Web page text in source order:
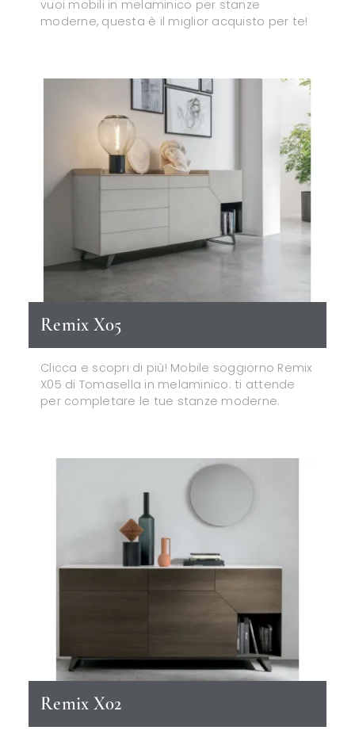
vuoi mobili in melaminico per stanze
moderne, questa è il miglior acquisto per te!
Remix X05
Clicca e scopri di più! Mobile soggiorno Remix
X05 di Tomasella in melaminico: ti attende
per completare le tue stanze moderne.
Remix X02